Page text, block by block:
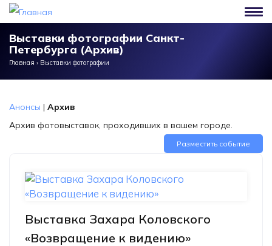
Перейти к основному содержанию
Выставки фотографии Санкт-
Петербурга (Архив)
Главная › Выставки фотографии
Анонсы | Архив
Архив фотовыставок, проходивших в вашем городе.
Разместить событие
Выставка Захара Коловского
«Возвращение к видению»